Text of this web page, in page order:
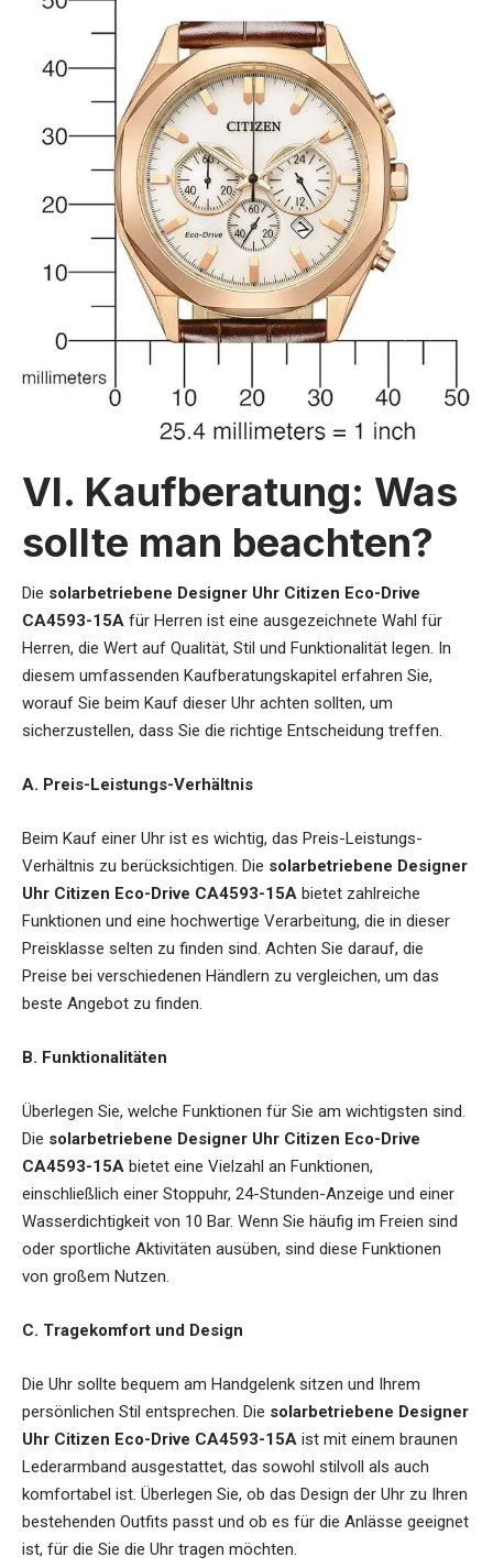
VI. Kaufberatung: Was
sollte man beachten?
Die solarbetriebene Designer Uhr Citizen Eco-Drive
CA4593-15A für Herren ist eine ausgezeichnete Wahl für
Herren, die Wert auf Qualität, Stil und Funktionalität legen. In
diesem umfassenden Kaufberatungskapitel erfahren Sie,
worauf Sie beim Kauf dieser Uhr achten sollten, um
sicherzustellen, dass Sie die richtige Entscheidung treffen.
A. Preis-Leistungs-Verhältnis
Beim Kauf einer Uhr ist es wichtig, das Preis-Leistungs-
Verhältnis zu berücksichtigen. Die solarbetriebene Designer
Uhr Citizen Eco-Drive CA4593-15A bietet zahlreiche
Funktionen und eine hochwertige Verarbeitung, die in dieser
Preisklasse selten zu finden sind. Achten Sie darauf, die
Preise bei verschiedenen Händlern zu vergleichen, um das
beste Angebot zu finden.
B. Funktionalitäten
Überlegen Sie, welche Funktionen für Sie am wichtigsten sind.
Die solarbetriebene Designer Uhr Citizen Eco-Drive
CA4593-15A bietet eine Vielzahl an Funktionen,
einschließlich einer Stoppuhr, 24-Stunden-Anzeige und einer
Wasserdichtigkeit von 10 Bar. Wenn Sie häufig im Freien sind
oder sportliche Aktivitäten ausüben, sind diese Funktionen
von großem Nutzen.
C. Tragekomfort und Design
Die Uhr sollte bequem am Handgelenk sitzen und Ihrem
persönlichen Stil entsprechen. Die solarbetriebene Designer
Uhr Citizen Eco-Drive CA4593-15A ist mit einem braunen
Lederarmband ausgestattet, das sowohl stilvoll als auch
komfortabel ist. Überlegen Sie, ob das Design der Uhr zu Ihren
bestehenden Outfits passt und ob es für die Anlässe geeignet
ist, für die Sie die Uhr tragen möchten.